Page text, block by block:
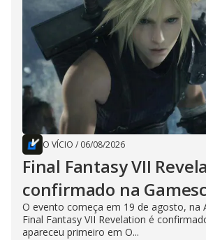
O VÍCIO / 06/08/2026
Final Fantasy VII
confirmado na
O evento começa em 19 de agosto, na
Final Fantasy VII Revelation é
apareceu primeiro em O...